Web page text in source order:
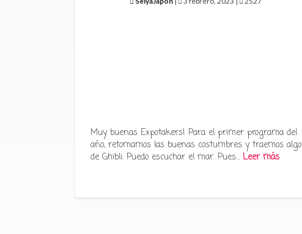
Muy buenas Expotakers! Para el primer programa del
año, retomamos las buenas costumbres y traemos algo
de Ghibli: Puedo escuchar el mar. Pues…Leer más